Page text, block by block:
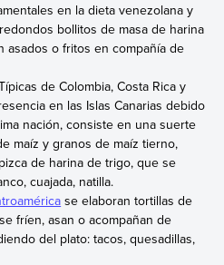
en la dieta venezolana y
bollitos de masa de harina
asados o fritos en compañía de
de Colombia, Costa Rica y
en las Islas Canarias debido
nación, consiste en una suerte
maíz y granos de maíz tierno,
de harina de trigo, que se
cuajada, natilla.
se elaboran tortillas de
fríen, asan o acompañan de
del plato: tacos, quesadillas,